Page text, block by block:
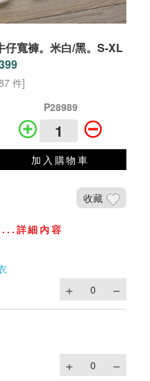
仔寬褲。米白/黑。S-XL
件]
P28989
加入購物車
收藏
...詳細內容